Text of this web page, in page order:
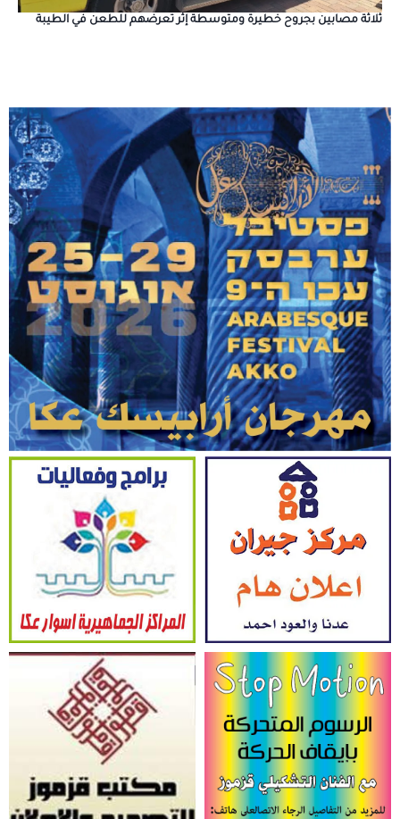
ثلاثة مصابين بجروح خطيرة ومتوسطة إثر تعرضهم للطعن في الطيبة